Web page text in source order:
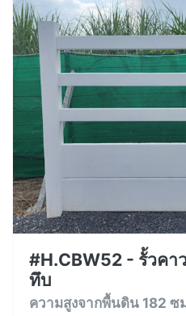
#H.CBW52 - รั้วคา
ทึบ
ความสูงจากพื้นดิน 182 ซ